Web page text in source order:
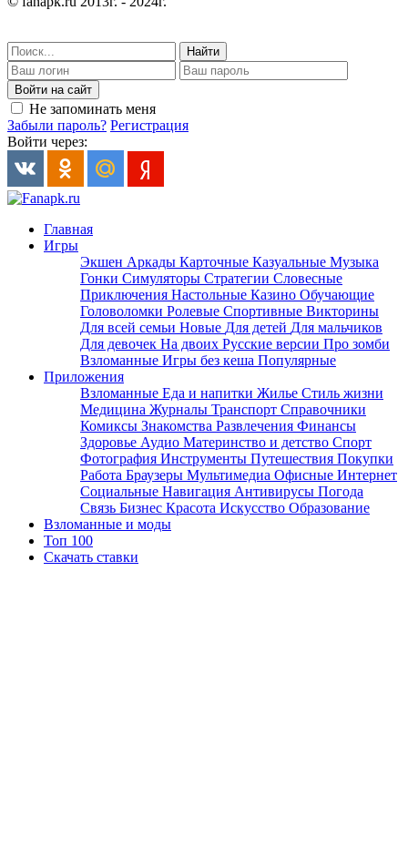
Найти
Войти на сайт
Не запоминать меня
Забыли пароль? Регистрация
Войти через:
Главная
Игры
Экшен Аркады Карточные Казуальные Музыка
Гонки Симуляторы Стратегии Словесные
Приключения Настольные Казино Обучающие
Головоломки Ролевые Спортивные Викторины
Для всей семьи Новые Для детей Для мальчиков
Для девочек На двоих Русские версии Про зомби
Взломанные Игры без кеша Популярные
Приложения
Взломанные Еда и напитки Жилье Стиль жизни
Медицина Журналы Транспорт Справочники
Комиксы Знакомства Развлечения Финансы
Здоровье Аудио Материнство и детство Спорт
Фотография Инструменты Путешествия Покупки
Работа Браузеры Мультимедиа Офисные Интернет
Социальные Навигация Антивирусы Погода
Связь Бизнес Красота Искусство Образование
Взломанные и моды
Топ 100
Скачать ставки